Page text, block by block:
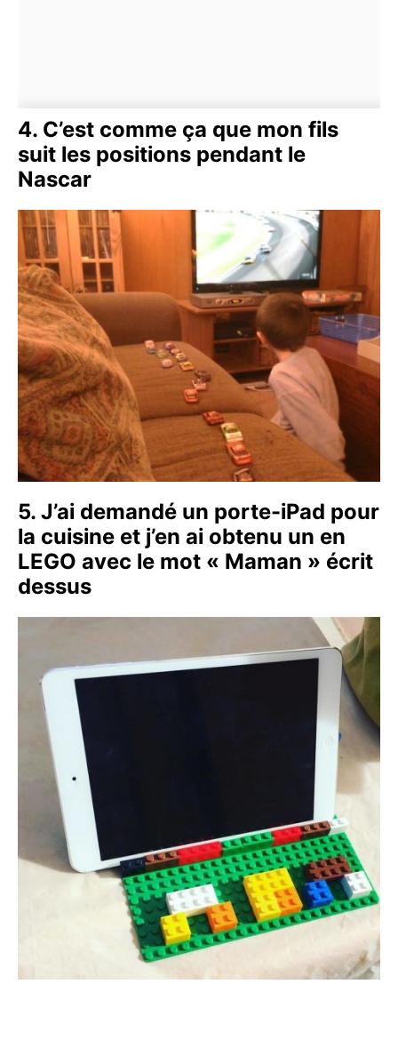
4. C’est comme ça que mon fils
suit les positions pendant le
Nascar
5. J’ai demandé un porte-iPad pour
la cuisine et j’en ai obtenu un en
LEGO avec le mot « Maman » écrit
dessus